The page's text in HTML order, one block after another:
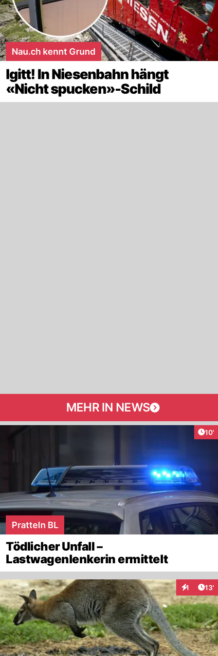
Nau.ch kennt Grund
Igitt! In Niesenbahn hängt
«Nicht spucken»-Schild
MEHR IN NEWS
10'
Pratteln BL
Tödlicher Unfall –
Lastwagenlenkerin ermittelt
1 13'